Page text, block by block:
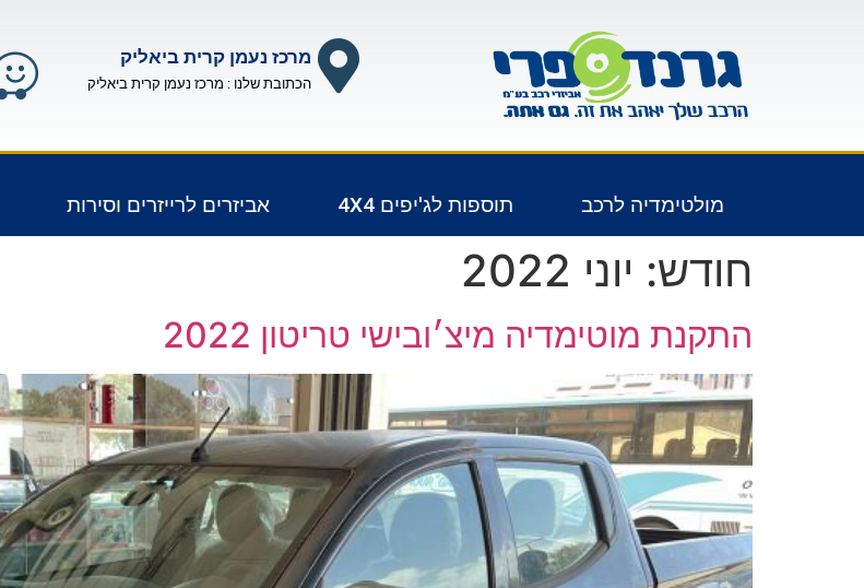
מרכז נעמן קרית ביאליק
הכתובת שלנו : מרכז נעמן קרית ביאליק
מולטימדיה לרכב תוספות לג'יפים 4X4 אביזרים לרייזרים וסירות
חודש: יוני 2022
התקנת מוטימדיה מיצ׳ובישי טריטון 2022